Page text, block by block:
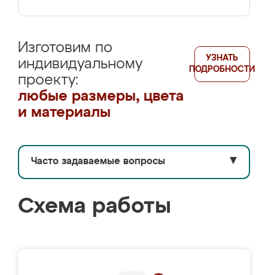
Изготовим по
индивидуальному
проекту:
любые размеры, цвета
и материалы
УЗНАТЬ
ПОДРОБНОСТИ
Часто задаваемые вопросы ▼
Схема работы